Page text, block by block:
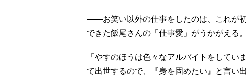
――お笑い以外の仕事をしたのは、これが
できた飯尾さんの「仕事愛」がうかがえる。
「やすのほうは色々なアルバイトをして
て出世するので、『身を固めたい』と言い